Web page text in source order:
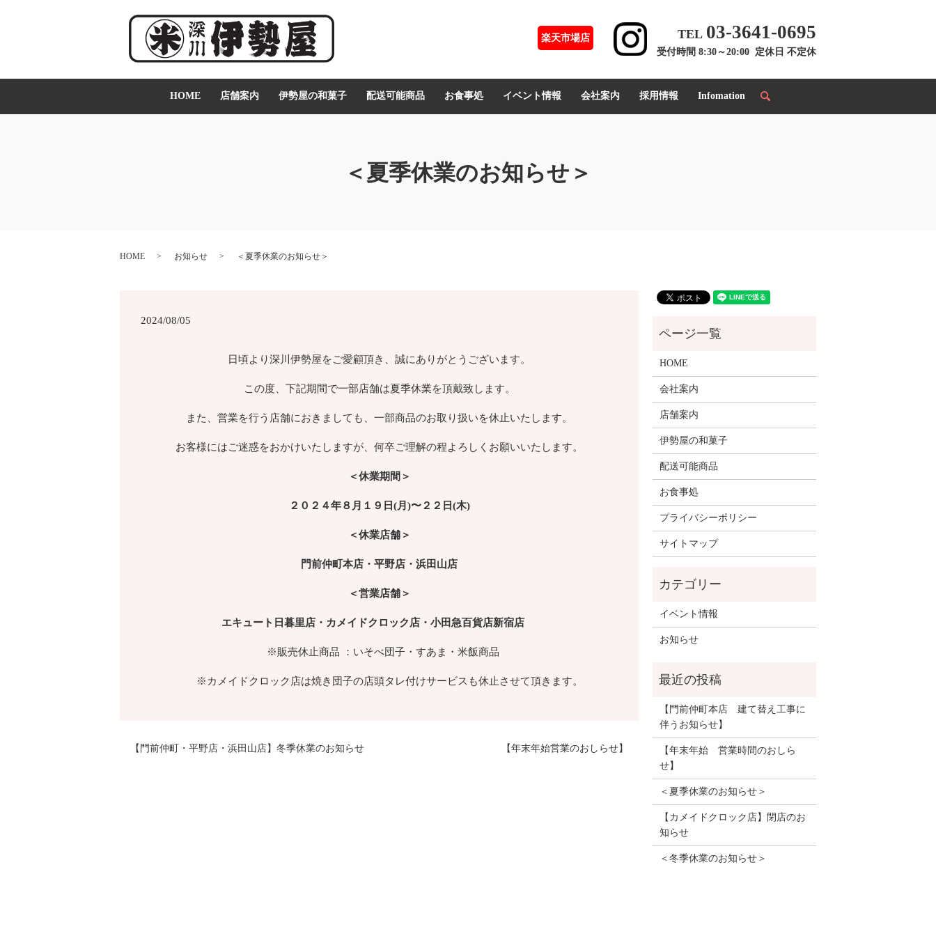
HOME 店舗案内 伊勢屋の和菓子 配送可能商品 お食事処 イベント情報 会社案内 採用情報 Infomation search
楽天市場店 TEL 03-3641-0695
受付時間 8:30～20:00 定休日 不定休
＜夏季休業のお知らせ＞
HOME お知らせ ＜夏季休業のお知らせ＞
2024/08/05
日頃より深川伊勢屋をご愛顧頂き、誠にありがとうございます。
この度、下記期間で一部店舗は夏季休業を頂戴致します。
また、営業を行う店舗におきましても、一部商品のお取り扱いを休止いたします。
お客様にはご迷惑をおかけいたしますが、何卒ご理解の程よろしくお願いいたします。
＜休業期間＞
２０２４年８月１９日(月)〜２２日(木)
＜休業店舗＞
門前仲町本店・平野店・浜田山店
＜営業店舗＞
エキュート日暮里店・カメイドクロック店・小田急百貨店新宿店
※販売休止商品 ：いそべ団子・すあま・米飯商品
※カメイドクロック店は焼き団子の店頭タレ付けサービスも休止させて頂きます。
【門前仲町・平野店・浜田山店】冬季休業のお知らせ 【年末年始営業のおしらせ】
HOME
会社案内
店舗案内
伊勢屋の和菓子
配送可能商品
お食事処
プライバシーポリシー
サイトマップ
イベント情報
お知らせ
【門前仲町本店 建て替え工事に
伴うお知らせ】
【年末年始 営業時間のおしら
せ】
＜夏季休業のお知らせ＞
【カメイドクロック店】閉店のお
知らせ
＜冬季休業のお知らせ＞